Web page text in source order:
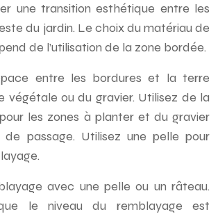
une transition esthétique entre les
du jardin. Le choix du matériau de
de l’utilisation de la zone bordée.
entre les bordures et la terre
végétale ou du gravier. Utilisez de la
les zones à planter et du gravier
de passage. Utilisez une pelle pour
avec une pelle ou un râteau.
que le niveau du remblayage est